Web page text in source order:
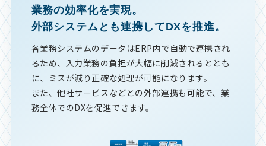
業務の効率化を実現。
外部システムとも連携してDXを推進。
各業務システムのデータはERP内で自動で連携され
るため、入力業務の負担が大幅に削減されるととも
に、ミスが減り正確な処理が可能になります。
また、他社サービスなどとの外部連携も可能で、業
務全体でのDXを促進できます。